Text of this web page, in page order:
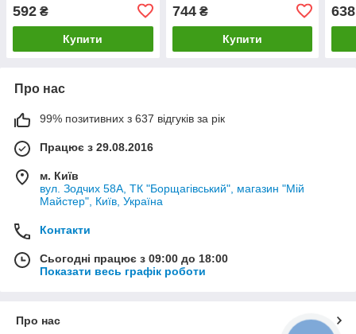
нержавіюча сталь
592 ₴
Купити
744₴
Купити
638
Про нас
99% позитивних з 637 відгуків за рік
Працює з 29.08.2016
м. Київ
вул. Зодчих 58А, ТК "Борщагівський", магазин "Мій
Майстер", Київ, Україна
Контакти
Сьогодні працює з 09:00 до 18:00
Показати весь графік роботи
Про нас